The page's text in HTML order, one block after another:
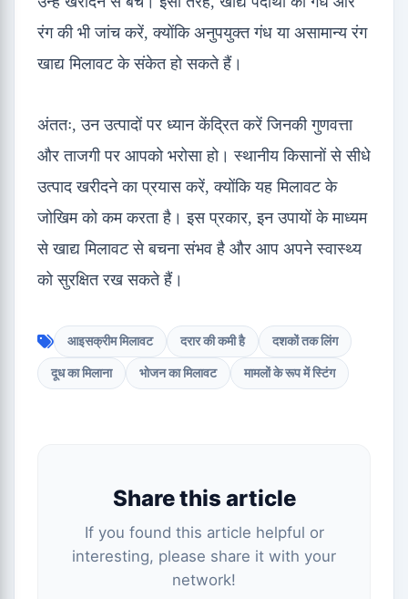
रंग की भी जांच करें, क्योंकि अनुपयुक्त गंध या असामान्य रंग
खाद्य मिलावट के संकेत हो सकते हैं।
अंततः, उन उत्पादों पर ध्यान केंद्रित करें जिनकी गुणवत्ता
और ताजगी पर आपको भरोसा हो। स्थानीय किसानों से सीधे
उत्पाद खरीदने का प्रयास करें, क्योंकि यह मिलावट के
जोखिम को कम करता है। इस प्रकार, इन उपायों के माध्यम
से खाद्य मिलावट से बचना संभव है और आप अपने स्वास्थ्य
को सुरक्षित रख सकते हैं।
आइसक्रीम मिलावट दरार की कमी है दशकों तक लिंग
दूध का मिलाना भोजन का मिलावट मामलों के रूप में स्टिंग
Share this article
If you found this article helpful or
interesting, please share it with your
network!